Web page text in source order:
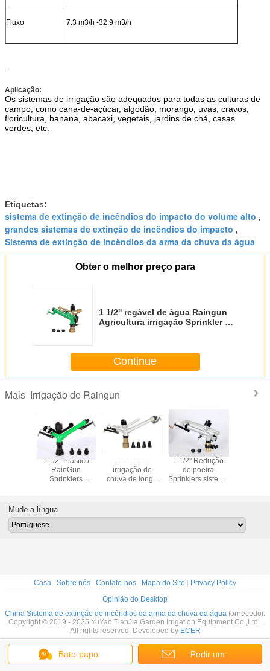
Fluxo 7.3 m3/h -32,9 m3/h
.
Aplicação:
Os sistemas de irrigação são adequados para todas as culturas de
campo, como cana-de-açúcar, algodão, morango, uvas, cravos,
floricultura, banana, abacaxi, vegetais, jardins de chá, casas
verdes, etc.
Etiquetas:
sistema de extinção de incêndios do impacto do volume alto ,
grandes sistemas de extinção de incêndios do impacto ,
Sistema de extinção de incêndios da arma da chuva da água
Obter o melhor preço para
1 1/2'' regável de água Raingun
Agricultura irrigação Sprinkler 2-
Continue
Mais Irrigação de Raingun
1"
1 1/2 "Plástico
RainGun
Sprinklers
carvão 5,1-
24,8m3/h
Sistema de
irrigação de
chuva de longa
Conexão da mina
Tamanho: 2'
1 1/2'' Redução
de poeira
Sprinklers sistema
Bate-papo Pedir um
Mude a língua
Casa | Sobre nós | Contate-nos | Mapa do Site | Privacy Policy
Opinião do Desktop
China Sistema de extinção de incêndios da arma da chuva da água fornecedor.
Copyright © 2019 - 2025 YuYao TianJia Garden Irrigation Equipment Co.,Ltd..
All rights reserved. Developed by ECER